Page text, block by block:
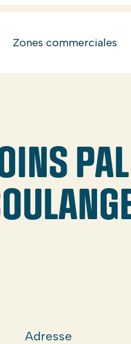
Zones commerciales
Adresse